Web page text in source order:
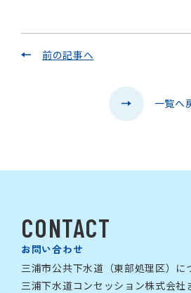
前の記事へ
一覧へ
CONTACT
お問い合わせ
三浦市公共下水道（東部処理区）に
三浦下水道コンセッション株式会社